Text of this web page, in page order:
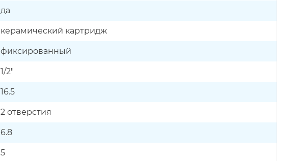
да
керамический картридж
фиксированный
1/2"
16.5
2 отверстия
6.8
5